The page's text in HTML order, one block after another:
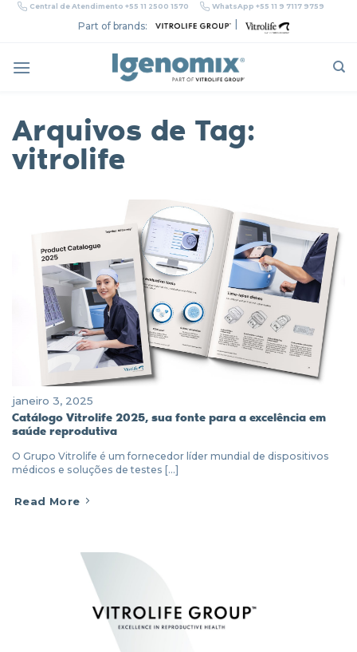
Skip Central de Atendimento +55 11 2500 1570 WhatsApp +55 11 9 7117 9759
Part of brands:
Arquivos de Tag:
vitrolife
janeiro 3, 2025
Catálogo Vitrolife 2025, sua fonte para a excelência em
saúde reprodutiva
O Grupo Vitrolife é um fornecedor líder mundial de dispositivos
médicos e soluções de testes [...]
Read More